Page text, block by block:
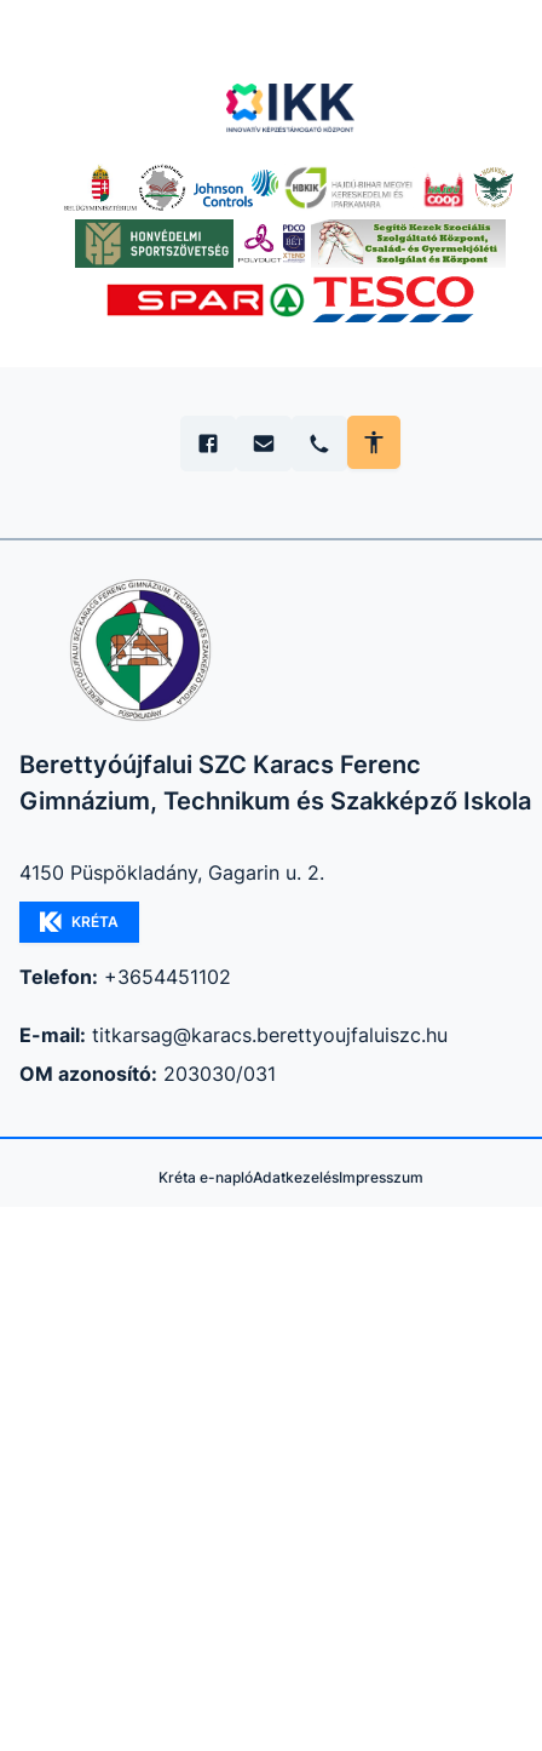
Berettyóújfalui SZC Karacs Ferenc
Gimnázium, Technikum és Szakképző Iskola
4150 Püspökladány, Gagarin u. 2.
KRÉTA
Telefon: +3654451102
E-mail: titkarsag@karacs.berettyoujfaluiszc.hu
OM azonosító: 203030/031
Kréta e-naplóAdatkezelésImpresszum